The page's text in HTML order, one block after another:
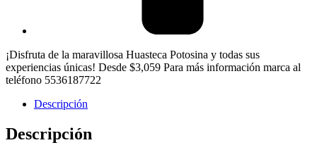
¡Disfruta de la maravillosa Huasteca Potosina y todas sus
experiencias únicas! Desde $3,059 Para más información marca al
teléfono 5536187722
Descripción
Descripción